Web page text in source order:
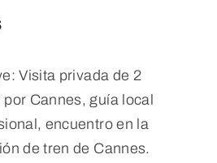
Visita privada de 2
por Cannes, guía local
encuentro en la
de tren de Cannes.